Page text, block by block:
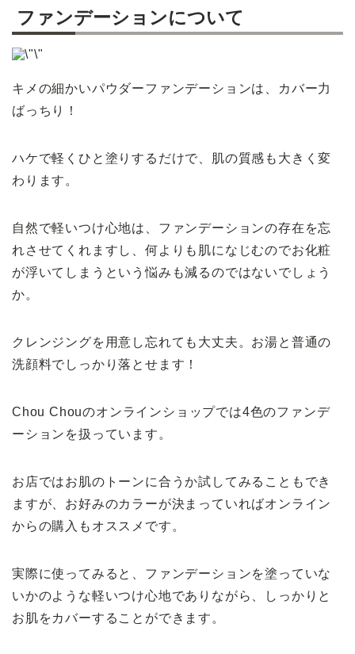
ファンデーションについて
キメの細かいパウダーファンデーションは、カバー力
ばっちり！
ハケで軽くひと塗りするだけで、肌の質感も大きく変
わります。
自然で軽いつけ心地は、ファンデーションの存在を忘
れさせてくれますし、何よりも肌になじむのでお化粧
が浮いてしまうという悩みも減るのではないでしょう
か。
クレンジングを用意し忘れても大丈夫。お湯と普通の
洗顔料でしっかり落とせます！
Chou Chouのオンラインショップでは4色のファンデ
ーションを扱っています。
お店ではお肌のトーンに合うか試してみることもでき
ますが、お好みのカラーが決まっていればオンライン
からの購入もオススメです。
実際に使ってみると、ファンデーションを塗っていな
いかのような軽いつけ心地でありながら、しっかりと
お肌をカバーすることができます。